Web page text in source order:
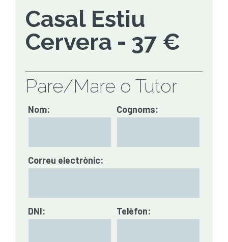
Casal Estiu
Cervera - 37 €
Pare/Mare o Tutor
Nom: Cognoms:
Correu electrònic:
DNI: Telèfon: